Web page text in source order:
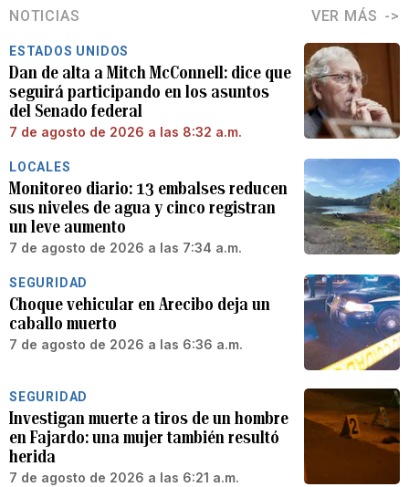
NOTICIAS VER MÁS
ESTADOS UNIDOS
Dan de alta a Mitch McConnell: dice que
seguirá participando en los asuntos
del Senado federal
7 de agosto de 2026 a las 8:32 a.m.
LOCALES
Monitoreo diario: 13 embalses reducen
sus niveles de agua y cinco registran
un leve aumento
7 de agosto de 2026 a las 7:34 a.m.
SEGURIDAD
Choque vehicular en Arecibo deja un
caballo muerto
7 de agosto de 2026 a las 6:36 a.m.
SEGURIDAD
Investigan muerte a tiros de un hombre
en Fajardo: una mujer también resultó
herida
7 de agosto de 2026 a las 6:21 a.m.